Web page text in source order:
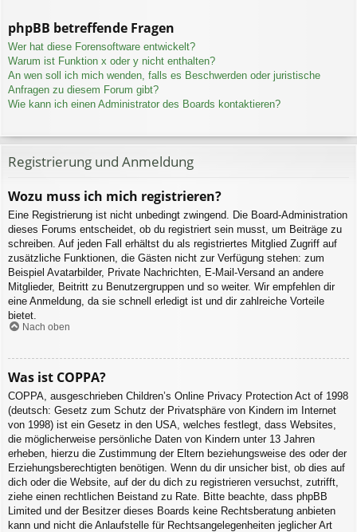
phpBB betreffende Fragen
Wer hat diese Forensoftware entwickelt?
Warum ist Funktion x oder y nicht enthalten?
An wen soll ich mich wenden, falls es Beschwerden oder juristische
Anfragen zu diesem Forum gibt?
Wie kann ich einen Administrator des Boards kontaktieren?
Registrierung und Anmeldung
Wozu muss ich mich registrieren?
Eine Registrierung ist nicht unbedingt zwingend. Die Board-Administration
dieses Forums entscheidet, ob du registriert sein musst, um Beiträge zu
schreiben. Auf jeden Fall erhältst du als registriertes Mitglied Zugriff auf
zusätzliche Funktionen, die Gästen nicht zur Verfügung stehen: zum
Beispiel Avatarbilder, Private Nachrichten, E-Mail-Versand an andere
Mitglieder, Beitritt zu Benutzergruppen und so weiter. Wir empfehlen dir
eine Anmeldung, da sie schnell erledigt ist und dir zahlreiche Vorteile
bietet.
Nach oben
Was ist COPPA?
COPPA, ausgeschrieben Children’s Online Privacy Protection Act of 1998
(deutsch: Gesetz zum Schutz der Privatsphäre von Kindern im Internet
von 1998) ist ein Gesetz in den USA, welches festlegt, dass Websites,
die möglicherweise persönliche Daten von Kindern unter 13 Jahren
erheben, hierzu die Zustimmung der Eltern beziehungsweise des oder der
Erziehungsberechtigten benötigen. Wenn du dir unsicher bist, ob dies auf
dich oder die Website, auf der du dich zu registrieren versuchst, zutrifft,
ziehe einen rechtlichen Beistand zu Rate. Bitte beachte, dass phpBB
Limited und der Besitzer dieses Boards keine Rechtsberatung anbieten
kann und nicht die Anlaufstelle für Rechtsangelegenheiten jeglicher Art